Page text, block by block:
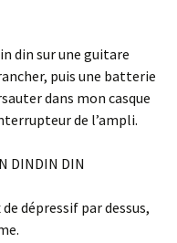
din sur une guitare
puis une batterie
dans mon casque
de l’ampli.
DINDIN DIN
dépressif par dessus,